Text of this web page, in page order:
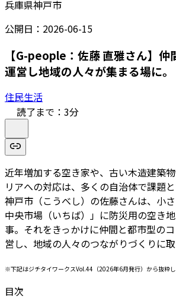
兵庫県神戸市
公開日： 2026-06-15
【G-people：佐藤 直雅さん】仲
運営し地域の人々が集まる場に。
住民生活
読了まで： 3分
近年増加する空き家や、古い木造建築
リアへの対応は、多くの自治体で課題と
神戸市（こうべし）の佐藤さんは、小
中央市場（いちば）」に防災用の空き
事。それをきっかけに仲間と都市型の
営し、地域の人々のつながりづくりに取
※下記はジチタイワークスVol.44（2026年6月発行）から抜粋し
目次